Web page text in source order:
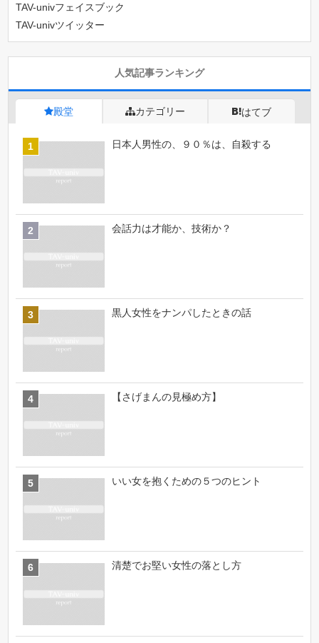
TAV-univフェイスブック
TAV-univツイッター
人気記事ランキング
殿堂 カテゴリー はてブ
日本人男性の、９０％は、自殺する
会話力は才能か、技術か？
黒人女性をナンパしたときの話
【さげまんの見極め方】
いい女を抱くための５つのヒント
清楚でお堅い女性の落とし方